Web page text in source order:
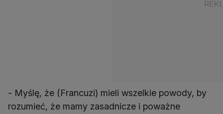
- Myślę, że (Francuzi) mieli wszelkie powody, by
rozumieć, że mamy zasadnicze i poważne